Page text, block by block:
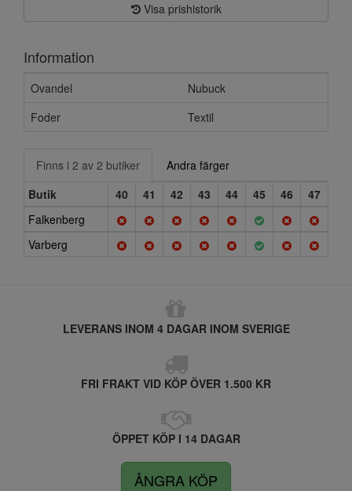
Visa prishistorik
Information
Ovandel
Nubuck
Foder
Textil
Finns i 2 av 2 butiker
Andra färger
Butik
40 41 42 43 44 45 46
47
Falkenberg
Varberg
LEVERANS INOM 4 DAGAR INOM SVERIGE
FRI FRAKT VID KÖP ÖVER 1.500 KR
ÖPPET KÖP I 14 DAGAR
ÅNGRA KÖP